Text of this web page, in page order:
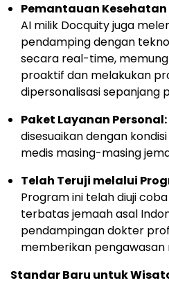
Pemantauan Kesehatan
AI milik Docquity juga
pendamping dengan
secara real-time,
proaktif dan melakukan
dipersonalisasi sepanjang
Paket Layanan Personal:
disesuaikan dengan
medis masing-masing
Telah Teruji melalui
Program ini telah diuji
terbatas jemaah asal
pendampingan dokter
memberikan pengawasan
Standar Baru untuk